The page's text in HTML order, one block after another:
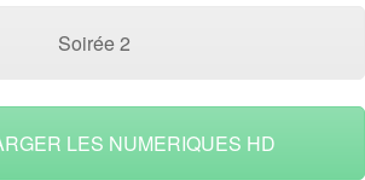
Soirée 2
LES NUMERIQUES HD